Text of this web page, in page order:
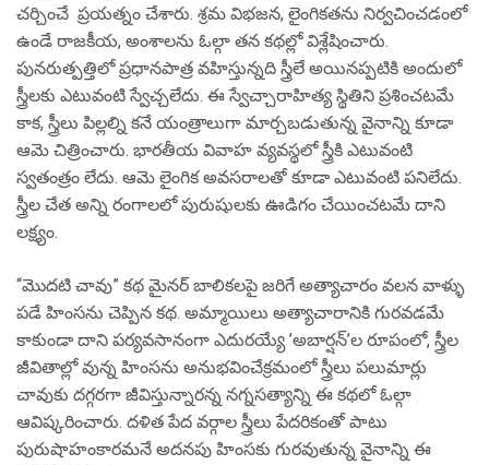
చర్చించే ప్రయత్నం చేశారు. శ్రమ విభజన, లైంగికతను నిర్వచించడంలో
ఉండే రాజకీయ, అంశాలను ఓల్గా తన కథల్లో విశ్లేషించారు.
పునరుత్పత్తిలో ప్రధానపాత్ర వహిస్తున్నది స్త్రీలే అయినప్పటికి అందులో
స్త్రీలకు ఎటువంటి స్వేచ్చలేదు. ఈ స్వేచ్చారాహిత్య స్థితిని ప్రశించటమే
కాక, స్త్రీలు పిల్లల్ని కనే యంత్రాలుగా మార్చబడుతున్న వైనాన్ని కూడా
ఆమె చిత్రించారు. భారతీయ వివాహ వ్యవస్థలో స్త్రీకి ఎటువంటి
స్వతంత్రం లేదు. ఆమె లైంగిక అవసరాలతో కూడా ఎటువంటి పనిలేదు.
స్త్రీల చేత అన్ని రంగాలలో పురుషులకు ఊడిగం చేయించటమే దాని
లక్ష్యం.
“మొదటి చావు” కథ మైనర్ బాలికలపై జరిగే అత్యాచారం వలన వాళ్ళు
పడే హింసను చెప్పిన కథ. అమ్మాయిలు అత్యాచారానికి గురవడమే
కాకుండా దాని పర్యవసానంగా ఎదురయ్యే ’అబార్షన్’ల రూపంలో, స్త్రీల
జీవితాల్లో వున్న హింసను అనుభవించేక్రమంలో స్త్రీలు పలుమార్లు
చావుకు దగ్గరగా జీవిస్తున్నారన్న నగ్నసత్యాన్ని ఈ కథలో ఓల్గా
ఆవిష్కరించారు. దళిత పేద వర్గాల స్త్రీలు పేదరికంతో పాటు
పురుషాహంకారమనే అదనపు హింసకు గురవుతున్న వైనాన్ని ఈ